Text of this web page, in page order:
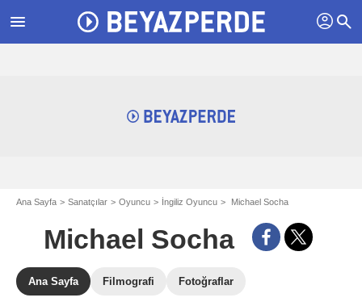
menu profil search
Ana Sayfa Sanatçılar Oyuncu İngiliz Oyuncu Michael Socha
Michael Socha
Ana Sayfa Filmografi Fotoğraflar